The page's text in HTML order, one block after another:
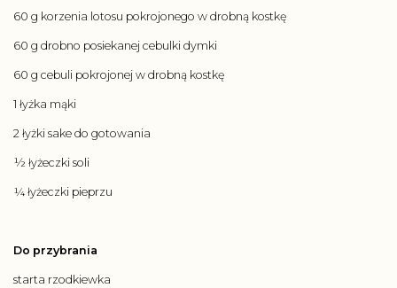
60 g korzenia lotosu pokrojonego w drobną kostkę
60 g drobno posiekanej cebulki dymki
60 g cebuli pokrojonej w drobną kostkę
1 łyżka mąki
2 łyżki sake do gotowania
½ łyżeczki soli
¼ łyżeczki pieprzu
Do przybrania
starta rzodkiewka